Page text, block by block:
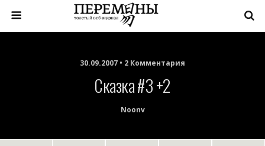
30.09.2007 • 2 Комментария
Сказка #3 +2
Noonv